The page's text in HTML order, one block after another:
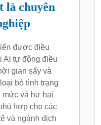
là chuyên
được điều
AI tự động điều
gian sấy và
bỏ tình trạng
mức và hư hại
hợp cho các
và ngành dịch